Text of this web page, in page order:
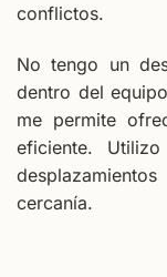
conflictos.
No tengo un
dentro del
me permite
eficiente.
cercanía.